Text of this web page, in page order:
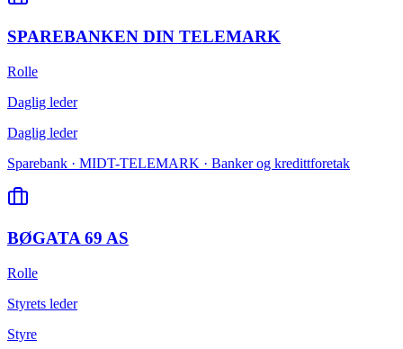
SPAREBANKEN DIN TELEMARK
Rolle
Daglig leder
Daglig leder
Sparebank · MIDT-TELEMARK · Banker og kredittforetak
BØGATA 69 AS
Rolle
Styrets leder
Styre